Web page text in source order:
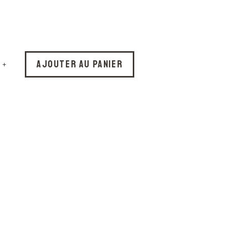
Ajouter au panier